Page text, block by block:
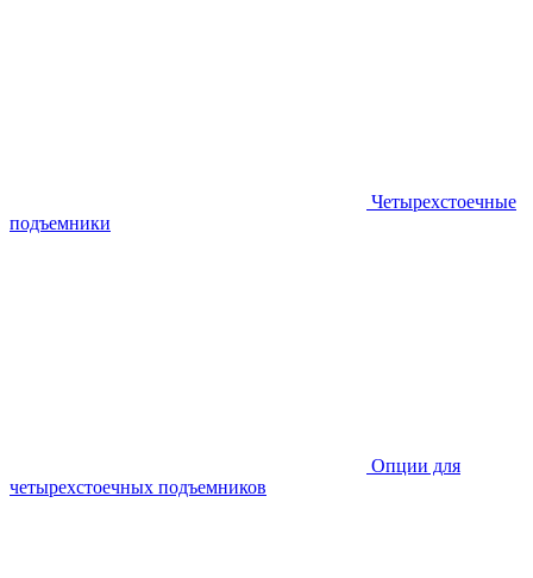
Четырехстоечные
подъемники
Опции для
четырехстоечных подъемников